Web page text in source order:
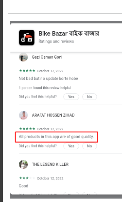
বিবরণ Description
GL E7C স্পার্ক প্লাগ (শর্ট ও মোটা)
GL E7C স্পার্ক প্লাগ শর্ট ও মোটা আকৃতির
রিলেটেড প্রডাক্টস